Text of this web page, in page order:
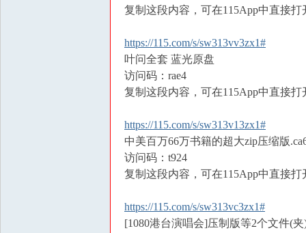
复制这段内容，可在115App中直接打
https://115.com/s/sw313vv3zx1#
叶问全套 蓝光原盘
访问码：rae4
复制这段内容，可在115App中直接打
https://115.com/s/sw313v13zx1#
中美百万66万书籍的超大zip压缩版
访问码：t924
复制这段内容，可在115App中直接打
https://115.com/s/sw313vc3zx1#
[1080港台演唱会]压制版等2个文件(夹